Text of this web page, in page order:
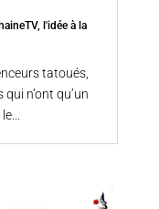
, l'idée à la
tatoués,
n’ont qu’un